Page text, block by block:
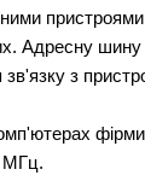
Адресну шину
з
фірми
МГц.